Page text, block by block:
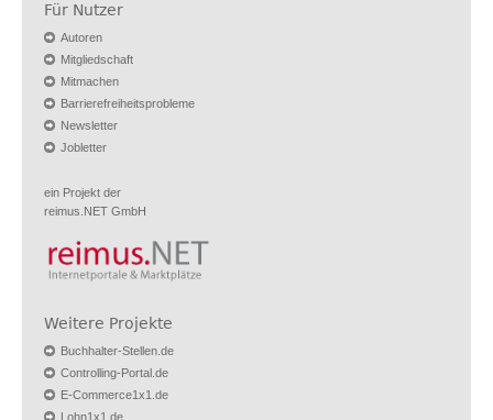
Für Nutzer
Autoren
Mitgliedschaft
Mitmachen
Barrierefreiheitsprobleme
Newsletter
Jobletter
ein Projekt der
reimus.NET GmbH
Weitere Projekte
Buchhalter-Stellen.de
Controlling-Portal.de
E-Commerce1x1.de
Lohn1x1.de